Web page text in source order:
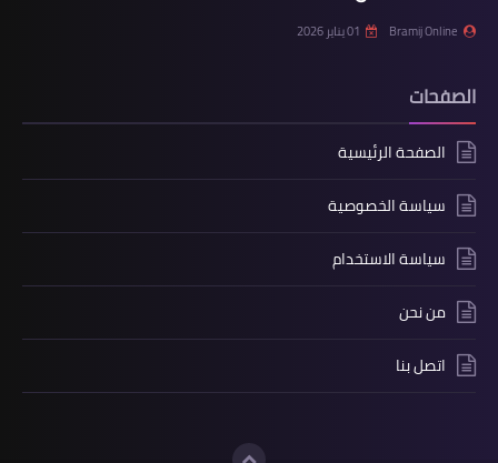
Bramij Online 01 يناير 2026
الصفحات
الصفحة الرئيسية
سياسة الخصوصية
سياسة الاستخدام
من نحن
اتصل بنا